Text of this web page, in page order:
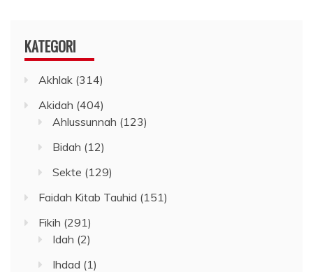
KATEGORI
Akhlak (314)
Akidah (404)
Ahlussunnah (123)
Bidah (12)
Sekte (129)
Faidah Kitab Tauhid (151)
Fikih (291)
Idah (2)
Ihdad (1)